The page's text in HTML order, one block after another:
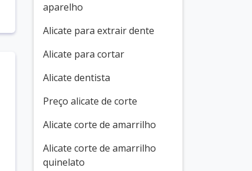
aparelho
Alicate para extrair dente
Alicate para cortar
Alicate dentista
Preço alicate de corte
Alicate corte de amarrilho
Alicate corte de amarrilho
quinelato